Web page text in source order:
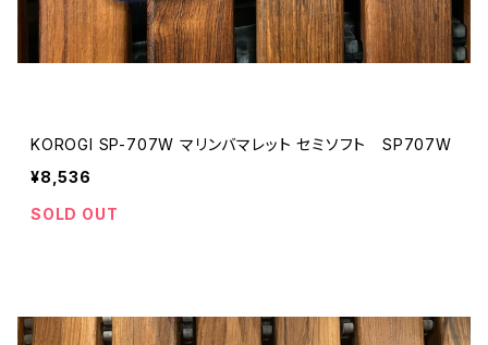
KOROGI SP-707W マリンバマレット セミソフト SP707W
¥8,536
SOLD OUT